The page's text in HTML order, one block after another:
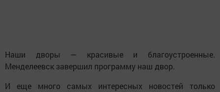
Наши дворы — красивые и благоустроенные.
Менделеевск завершил программу наш двор.
И еще много самых интересных новостей только